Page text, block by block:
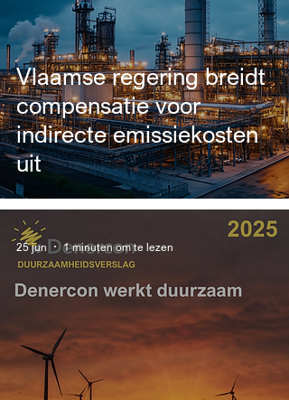
Vlaamse regering breidt
compensatie voor
indirecte emissiekosten
uit
25 jun 1 minuten om te lezen